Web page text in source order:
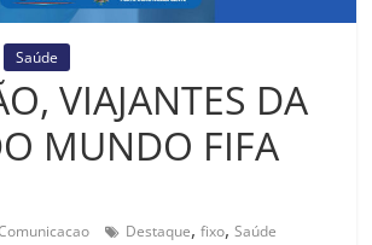
Saúde
VIAJANTES DA
MUNDO FIFA
Destaque,fixo,Saúde